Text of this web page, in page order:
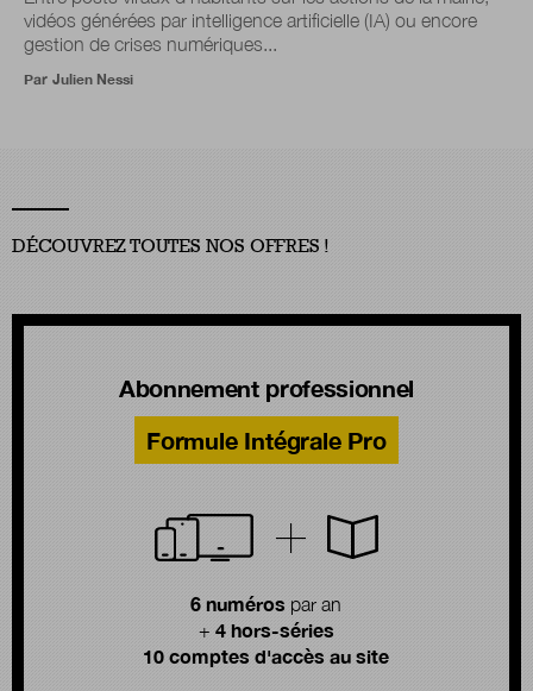
vidéos générées par intelligence artificielle (IA) ou encore
gestion de crises numériques...
Par Julien Nessi
DÉCOUVREZ TOUTES NOS OFFRES !
Abonnement professionnel
Formule Intégrale Pro
6 numéros par an
+ 4 hors-séries
10 comptes d'accès au site